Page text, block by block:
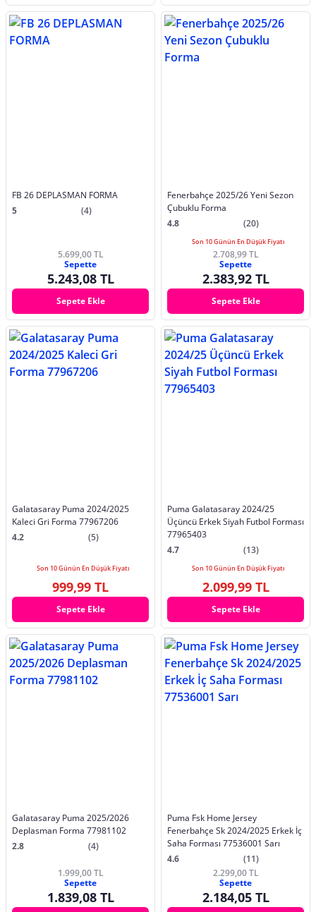
FB 26 DEPLASMAN FORMA
5
(4)
5.699,00 TL
Sepette
5.243,08 TL
Sepete Ekle
Fenerbahçe 2025/26 Yeni Sezon
Çubuklu Forma
4.8
(20)
Son 10 Günün En Düşük Fiyatı
2.708,99 TL
Sepette
2.383,92 TL
Sepete Ekle
Galatasaray Puma 2024/2025
Kaleci Gri Forma 77967206
4.2
(5)
Son 10 Günün En Düşük Fiyatı
999,99 TL
Sepete Ekle
Puma Galatasaray 2024/25
Üçüncü Erkek Siyah Futbol Forması
77965403
4.7
(13)
Son 10 Günün En Düşük Fiyatı
2.099,99 TL
Sepete Ekle
Galatasaray Puma 2025/2026
Deplasman Forma 77981102
2.8
(4)
1.999,00 TL
Sepette
1.839,08 TL
Puma Fsk Home Jersey
Fenerbahçe Sk 2024/2025 Erkek İç
Saha Forması 77536001 Sarı
4.6
(11)
2.299,00 TL
Sepette
2.184,05 TL